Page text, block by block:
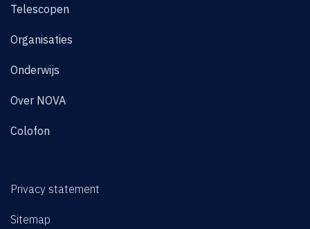
Telescopen
Organisaties
Onderwijs
Over NOVA
Colofon
Privacy statement
Sitemap